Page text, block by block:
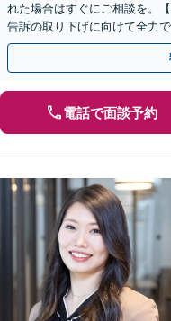
れた場合はすぐにご相談を。
告訴の取り下げに向けて全力
事件／少年事件など実績豊富。
電話で面談予約